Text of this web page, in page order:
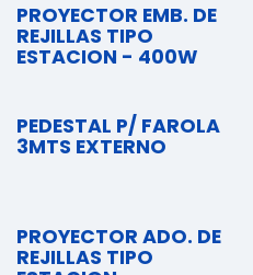
PROYECTOR EMB. DE
REJILLAS TIPO
ESTACION - 400W
PEDESTAL P/ FAROLA
3MTS EXTERNO
PROYECTOR ADO. DE
REJILLAS TIPO